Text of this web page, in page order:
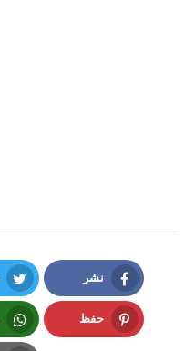
نشر
Facebook
حفظ